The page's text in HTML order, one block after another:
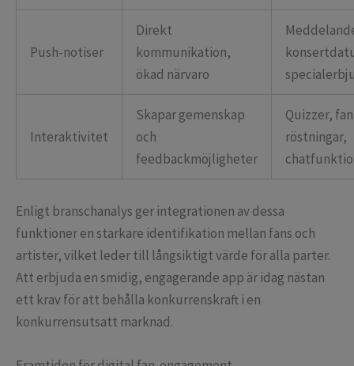
Push-notiser
Direkt
kommunikation,
ökad närvaro
Interaktivitet
Skapar gemenskap
och
feedbackmöjligheter
Quizzer,
röstningar,
Enligt branschanalys ger integrationen av dessa
funktioner en starkare identifikation mellan fans och
artister, vilket leder till långsiktigt värde för alla parter.
Att erbjuda en smidig, engagerande app är idag nästan
ett krav för att behålla konkurrenskraft i en
konkurrensutsatt marknad.